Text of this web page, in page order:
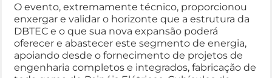
O evento, extremamente técnico, proporcionou
enxergar e validar o horizonte que a estrutura da
DBTEC e o que sua nova expansão poderá
oferecer e abastecer este segmento de energia,
apoiando desde o fornecimento de projetos de
engenharia completos e integrados, fabricação de